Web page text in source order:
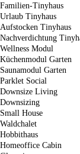
Familien-Tinyhaus
Urlaub Tinyhaus
Aufstocken Tinyhaus
Nachverdichtung
Wellness Modul
Küchenmodul Garten
Saunamodul Garten
Parklet Social
Downsize Living
Downsizing
Small House
Waldchalet
Hobbithaus
Homeoffice Cabin